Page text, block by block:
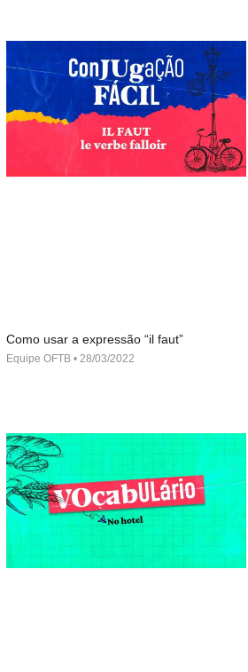
Como usar a expressão “il faut”
Equipe OFTB 28/03/2022